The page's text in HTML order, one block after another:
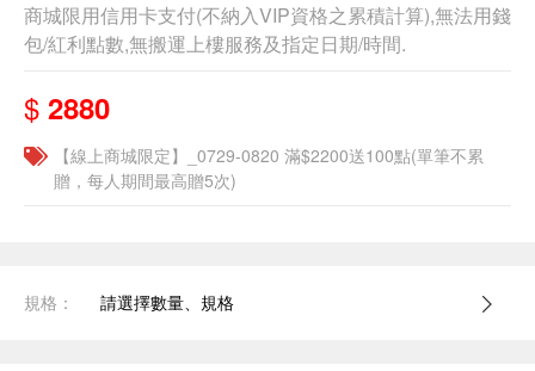
商城限用信用卡支付(不納入VIP資格之累積計算),無法用錢
包/紅利點數,無搬運上樓服務及指定日期/時間.
$ 2880
【線上商城限定】_0729-0820 滿$2200送100點(單筆不累
贈，每人期間最高贈5次)
規格： 請選擇數量、規格